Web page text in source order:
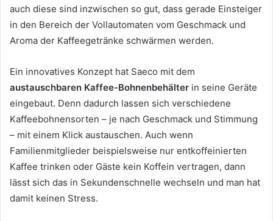
auch diese sind inzwischen so gut, dass gerade Einsteiger
in den Bereich der Vollautomaten vom Geschmack und
Aroma der Kaffeegetränke schwärmen werden.
Ein innovatives Konzept hat Saeco mit dem
austauschbaren Kaffee-Bohnenbehälter in seine Geräte
eingebaut. Denn dadurch lassen sich verschiedene
Kaffeebohnensorten – je nach Geschmack und Stimmung
– mit einem Klick austauschen. Auch wenn
Familienmitglieder beispielsweise nur entkoffeinierten
Kaffee trinken oder Gäste kein Koffein vertragen, dann
lässt sich das in Sekundenschnelle wechseln und man hat
damit keinen Stress.